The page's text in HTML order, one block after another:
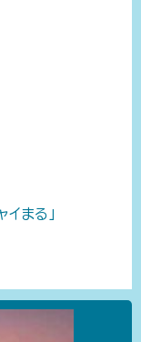
まる」